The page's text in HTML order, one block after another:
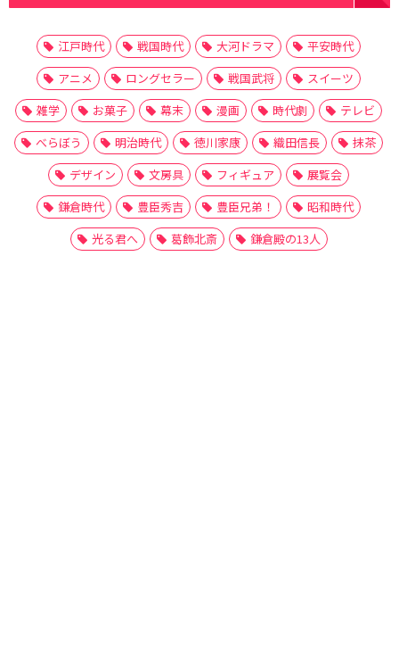
江戸時代 戦国時代 大河ドラマ
平安時代
アニメ
ロングセラー 戦国武将
スイーツ
雑学
お菓子 幕末 漫画 時代劇
テレビ
べらぼう
明治時代 徳川家康 織田信長
抹茶
デザイン
文房具 フィギュア
展覧会
鎌倉時代
豊臣秀吉 豊臣兄弟！
昭和時代
光る君へ
葛飾北斎 鎌倉殿の13人